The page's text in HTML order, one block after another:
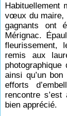
Habituellement
vœux du maire,
gagnants ont
Mérignac.
fleurissement,
remis aux
ainsi qu’un
efforts
rencontre
bien apprécié.